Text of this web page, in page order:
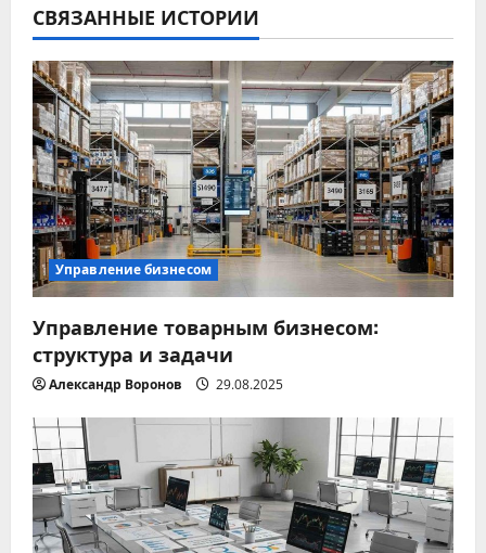
ц
и
я
п
о
з
а
п
и
с
я
м
СВЯЗАННЫЕ ИСТОРИИ
Управление бизнесом
Управление товарным бизнесом:
структура и задачи
Александр Воронов 29.08.2025